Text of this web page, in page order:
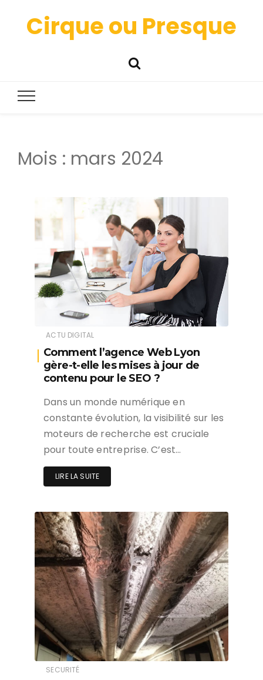
Cirque ou Presque
Mois : mars 2024
ACTU DIGITAL
Comment l’agence Web Lyon
gère-t-elle les mises à jour de
contenu pour le SEO ?
Dans un monde numérique en
constante évolution, la visibilité sur les
moteurs de recherche est cruciale
pour toute entreprise. C’est…
LIRE LA SUITE
SECURITÉ